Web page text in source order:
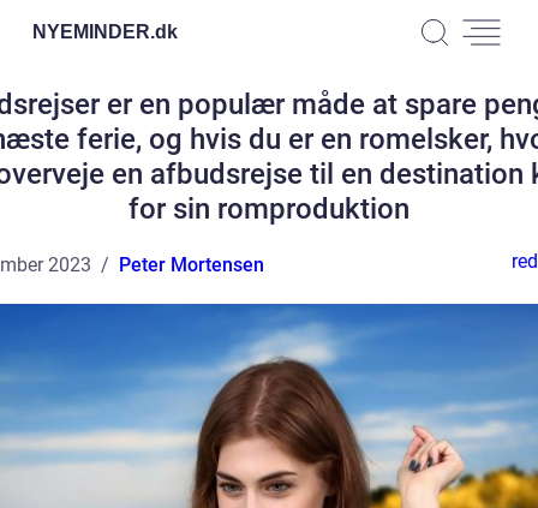
NYEMINDER.dk
er en populær måde at spare
ferie, og hvis du er en romelsker,
en afbudsrejse til en destination
for sin romproduktion
2023 Peter Mortensen